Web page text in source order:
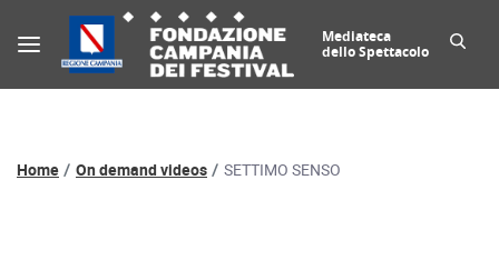
Mediateca
dello Spettacolo
Percorso di navigazione
Home On demand videos SETTIMO SENSO